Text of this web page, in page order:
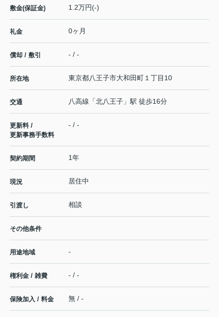
敷金(保証金) 1.2万円(-)
礼金 0ヶ月
償却 / 敷引 - / -
所在地 東京都八王子市大和田町 １丁目10
交通 八高線 「北八王子 」駅 徒歩16分
更新料 /
更新事務手数料
- / -
契約期間 1年
現況 居住中
引渡し 相談
その他条件
用途地域 -
権利金 / 雑費 - / -
保険加入 / 料金 無 / -